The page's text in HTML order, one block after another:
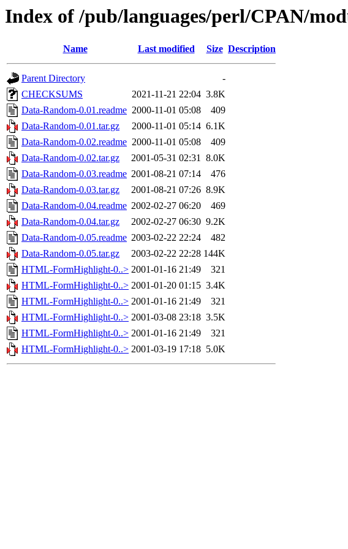
Index of /pub/languages/perl/CPAN/
Name Last modified Size Description
Parent Directory
-
CHECKSUMS
2021-11-21 22:04 3.8K
Data-Random-0.01.readme 2000-11-01 05:08
409
Data-Random-0.01.tar.gz
2000-11-01 05:14 6.1K
Data-Random-0.02.readme 2000-11-01 05:08
409
Data-Random-0.02.tar.gz
2001-05-31 02:31 8.0K
Data-Random-0.03.readme 2001-08-21 07:14
476
Data-Random-0.03.tar.gz
2001-08-21 07:26 8.9K
Data-Random-0.04.readme 2002-02-27 06:20
469
Data-Random-0.04.tar.gz
2002-02-27 06:30 9.2K
Data-Random-0.05.readme 2003-02-22 22:24
482
Data-Random-0.05.tar.gz
2003-02-22 22:28 144K
HTML-FormHighlight-0..> 2001-01-16 21:49
321
HTML-FormHighlight-0..> 2001-01-20 01:15 3.4K
HTML-FormHighlight-0..> 2001-01-16 21:49
321
HTML-FormHighlight-0..> 2001-03-08 23:18 3.5K
HTML-FormHighlight-0..> 2001-01-16 21:49
321
HTML-FormHighlight-0..> 2001-03-19 17:18 5.0K